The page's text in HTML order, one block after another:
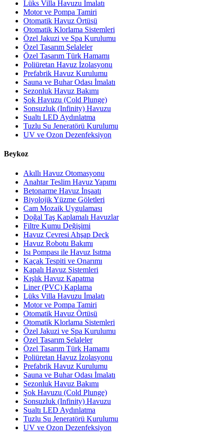
Lüks Villa Havuzu İmalatı
Motor ve Pompa Tamiri
Otomatik Havuz Örtüsü
Otomatik Klorlama Sistemleri
Özel Jakuzi ve Spa Kurulumu
Özel Tasarım Şelaleler
Özel Tasarım Türk Hamamı
Poliüretan Havuz İzolasyonu
Prefabrik Havuz Kurulumu
Sauna ve Buhar Odası İmalatı
Sezonluk Havuz Bakımı
Şok Havuzu (Cold Plunge)
Sonsuzluk (Infinity) Havuzu
Sualtı LED Aydınlatma
Tuzlu Su Jeneratörü Kurulumu
UV ve Ozon Dezenfeksiyon
Beykoz
Akıllı Havuz Otomasyonu
Anahtar Teslim Havuz Yapımı
Betonarme Havuz İnşaatı
Biyolojik Yüzme Göletleri
Cam Mozaik Uygulaması
Doğal Taş Kaplamalı Havuzlar
Filtre Kumu Değişimi
Havuz Çevresi Ahşap Deck
Havuz Robotu Bakımı
Isı Pompası ile Havuz Isıtma
Kaçak Tespiti ve Onarımı
Kapalı Havuz Sistemleri
Kışlık Havuz Kapatma
Liner (PVC) Kaplama
Lüks Villa Havuzu İmalatı
Motor ve Pompa Tamiri
Otomatik Havuz Örtüsü
Otomatik Klorlama Sistemleri
Özel Jakuzi ve Spa Kurulumu
Özel Tasarım Şelaleler
Özel Tasarım Türk Hamamı
Poliüretan Havuz İzolasyonu
Prefabrik Havuz Kurulumu
Sauna ve Buhar Odası İmalatı
Sezonluk Havuz Bakımı
Şok Havuzu (Cold Plunge)
Sonsuzluk (Infinity) Havuzu
Sualtı LED Aydınlatma
Tuzlu Su Jeneratörü Kurulumu
UV ve Ozon Dezenfeksiyon